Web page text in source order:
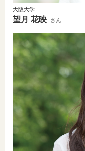
大阪大学
望⽉ 花映 さん